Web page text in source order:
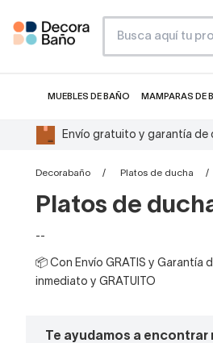
MUEBLES DE BAÑO MAMPARAS DE
Envío gratuito y garantía de
Decorabaño Platos de ducha
Platos de
--
📦 Con Envío GRATIS y Garantía
inmediato y GRATUITO
Te ayudamos a